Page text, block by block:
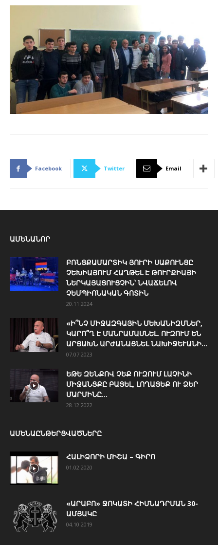
Facebook Twitter Email
ԱՄԵՆԱՆՈՐ
ԲՌՆՑՔԱՄԱՐՏԻԿ ՅՈՒՐԻ ՍԱՔՈՒՆՑԸ
ՉԵԽԻԱՅՈՒՄ ՀԱՂԹԵԼ Է ԹՈՒՐՔԻԱՅԻ
ՆԵՐԿԱՅԱՑՈՒՑՉԻՆ՝ ՆՎԱՃԵԼՈՎ
ՉԵՄՊԻՈՆԱԿԱՆ ԳՈՏԻՆ
20.11.2024
«Ի՞ՆՉ ՄԻՋԱԶԳԱՅԻՆ ՄԵԽԱՆԻԶՄՆԵՐ,
ԿԱՐՈ՞Ղ Է ՄԱՆՐԱՄԱՍՆԵԼ. ՈՒԶՈՒՄ ԵՆ
ԱՐՑԱԽՆ ԱՐԺԱՆԱՑՆԵԼ ՆԱԽԻՋԵՒԱՆԻ...
07.07.2023
ԵԹԵ ԶԵՆՔՈՎ ՉԵՔ ՈՒԶՈՒՄ ԼԱՉԻՆԻ
ՄԻՋԱՆՑՔԸ ԲԱՑԵԼ, ԼՈՂԱՑԵՔ ՈՒ ՁԵՐ
ՄԱՐՄԻՆԸ...
28.12.2022
ԱՄԵՆԱԸՆԹԵՐՑՎԱԾՆԵՐԸ
ՀԱԼԻՁՈՐԻ ՄԻՇԱ – ԳԻՐՈ
01.02.2020
«ԱՐԱԲՈ» ՋՈԿԱՏԻ ՀԻՄՆԱԴՐՄԱՆ 30-
ԱՄՅԱԿԸ
04.10.2019